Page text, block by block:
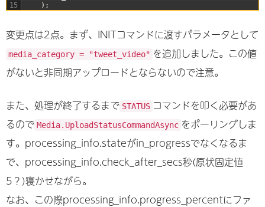
15
) ;
変更点は2点。まず、INITコマンドに渡すパラメータとして
media_category = "tweet_video" を追加しました。この値
がないと非同期アップロードとならないので注意。
また、処理が終了するまで STATUS コマンドを叩く必要があ
るので Media.UploadStatusCommandAsync をポーリングしま
す。processing_info.stateがin_progressでなくなるま
で、processing_info.check_after_secs秒(原状固定値
5？)寝かせながら。
なお、この際processing_info.progress_percentにファ